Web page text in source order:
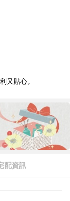
又貼心。
配資訊